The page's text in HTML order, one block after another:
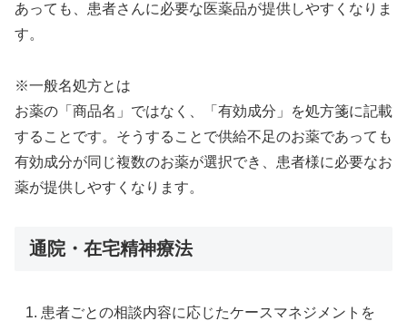
あっても、患者さんに必要な医薬品が提供しやすくなりま
す。
※一般名処方とは
お薬の「商品名」ではなく、「有効成分」を処方箋に記載
することです。そうすることで供給不足のお薬であっても
有効成分が同じ複数のお薬が選択でき、患者様に必要なお
薬が提供しやすくなります。
通院・在宅精神療法
患者ごとの相談内容に応じたケースマネジメントを